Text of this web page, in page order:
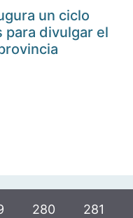
un ciclo
para divulgar el
280 281